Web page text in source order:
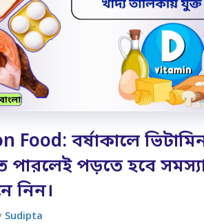
Food: বর্ষাকালে
পারলেই পড়তে হবে
নিন।
Sudipta